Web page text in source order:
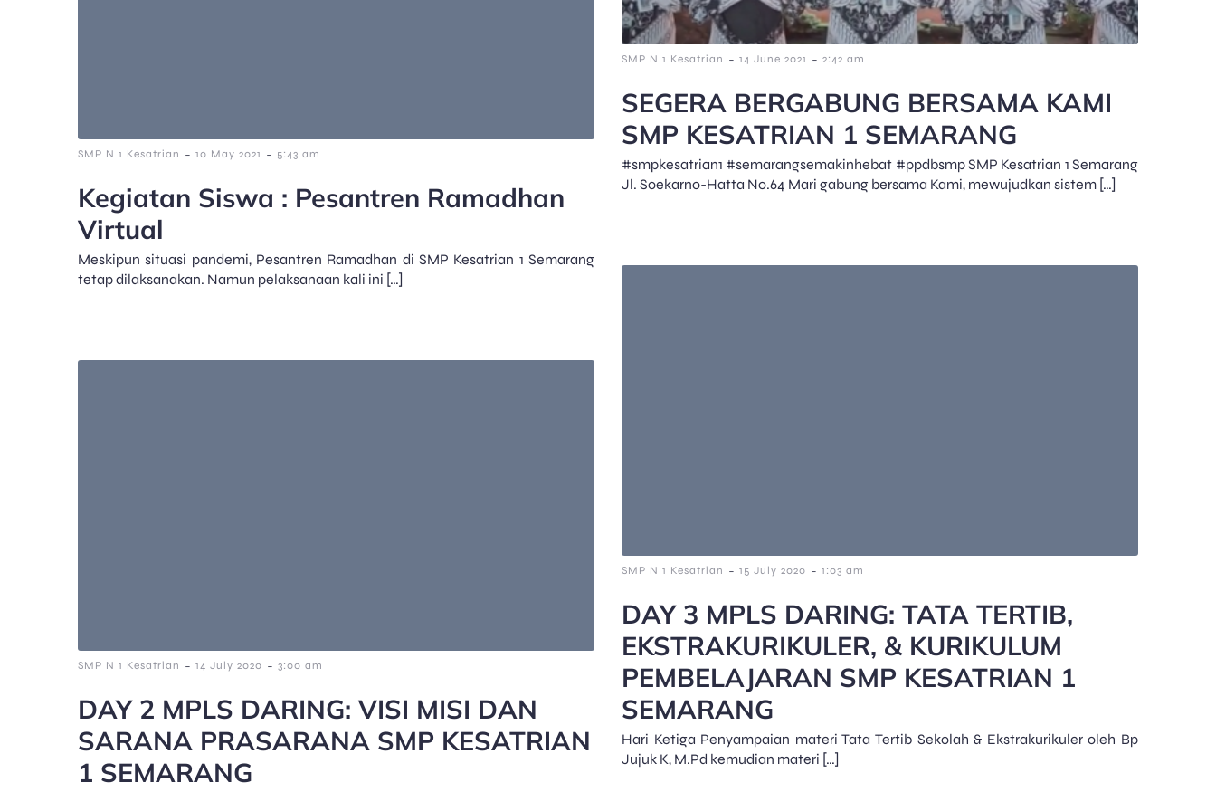
SMP N 1 Kesatrian - 14 June 2021 - 2:42 am
SEGERA BERGABUNG BERSAMA KAMI
SMP KESATRIAN 1 SEMARANG
#smpkesatrian1 #semarangsemakinhebat #ppdbsmp SMP Kesatrian 1 Semarang
Jl. Soekarno-Hatta No.64 Mari gabung bersama Kami, mewujudkan sistem […]
SMP N 1 Kesatrian - 10 May 2021 - 5:43 am
Kegiatan Siswa : Pesantren Ramadhan
Virtual
Meskipun situasi pandemi, Pesantren Ramadhan di SMP Kesatrian 1 Semarang
tetap dilaksanakan. Namun pelaksanaan kali ini […]
SMP N 1 Kesatrian - 15 July 2020 - 1:03 am
DAY 3 MPLS DARING: TATA TERTIB,
EKSTRAKURIKULER, & KURIKULUM
PEMBELAJARAN SMP KESATRIAN 1
SEMARANG
Hari Ketiga Penyampaian materi Tata Tertib Sekolah & Ekstrakurikuler oleh Bp
Jujuk K, M.Pd kemudian materi […]
SMP N 1 Kesatrian - 14 July 2020 - 3:00 am
DAY 2 MPLS DARING: VISI MISI DAN
SARANA PRASARANA SMP KESATRIAN
1 SEMARANG